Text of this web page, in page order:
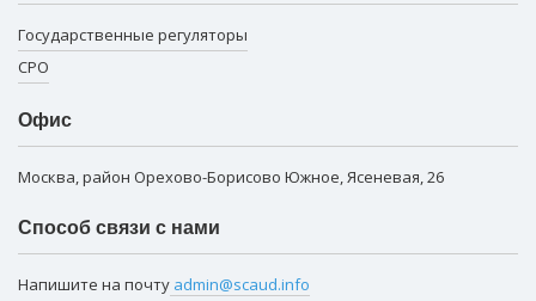
Государственные регуляторы
СРО
Офис
Москва, район Орехово-Борисово Южное, Ясеневая, 26
Способ связи с нами
Напишите на почту admin@scaud.info